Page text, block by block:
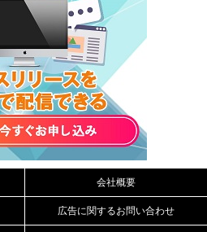
会社概要
広告に関するお問い合わせ